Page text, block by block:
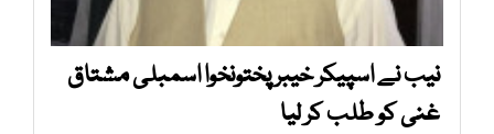
نیب نے اسپیکر خیبر پختونخوا اسمبلی مشتاق
غنی کو طلب کر لیا